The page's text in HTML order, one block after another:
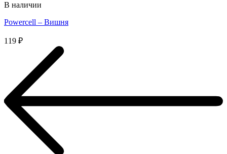
В наличии
Powercell – Вишня
119 ₽